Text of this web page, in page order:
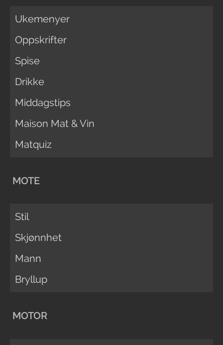
Ukemenyer
Oppskrifter
Spise
Drikke
Middagstips
Maison Mat & Vin
Matquiz
MOTE
Stil
Skjønnhet
Mann
Bryllup
MOTOR